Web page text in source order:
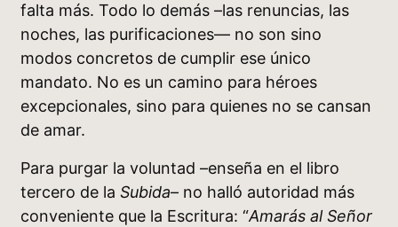
falta más. Todo lo demás –las renuncias, las
noches, las purificaciones— no son sino
modos concretos de cumplir ese único
mandato. No es un camino para héroes
excepcionales, sino para quienes no se cansan
de amar.
Para purgar la voluntad –enseña en el libro
tercero de laSubida– no halló autoridad más
conveniente que la Escritura: “Amarás al Señor